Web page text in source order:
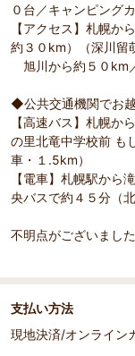
０台／キャンピング
【アクセス】札幌か
約３０km）（深川留
旭川から約５０km
◆公共交通機関でお
【高速バス】札幌か
の里北竜中学校前
車・１.5km）
【電車】札幌駅から
央バスで約４５分（
不明点がございまし
支払い方法
現地決済/オンライン